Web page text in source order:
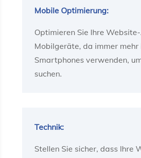
Mobile Optimierung:
Optimieren Sie Ihre
Mobilgeräte, da immer mehr
Smartphones verwenden,
suchen.
Technik:
Stellen Sie sicher, dass Ihre